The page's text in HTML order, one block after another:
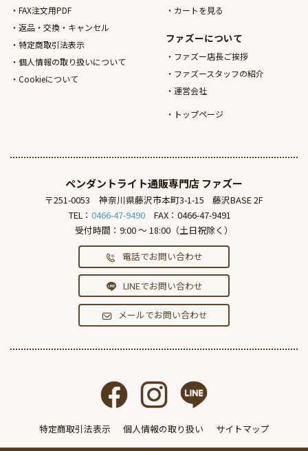
FAX注文用PDF
返品・交換・キャンセル
特定商取引法表示
個人情報の取り扱いについて
Cookieについて
カートを見る
ファズーについて
ファズー店長ご挨拶
ファズースタッフの紹介
運営会社
トップページ
ペンダントライト通販専門店 ファズー
〒251-0053 神奈川県藤沢市本町3-1-15
藤沢BASE 2F
TEL： 0466-47-9490
FAX：0466-47-9491
受付時間：9:00 ～ 18:00（土日祝除く）
電話でお問い合わせ
LINEでお問い合わせ
メールでお問い合わせ
特定商取引法表示 個人情報の取り扱い サイトマップ